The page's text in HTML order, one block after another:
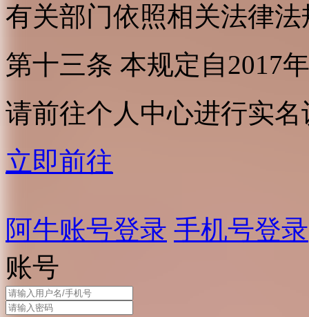
有关部门依照相关法律
第十三条 本规定自2017
请前往个人中心进行实名
立即前往
阿牛账号登录 手机号登录
账号